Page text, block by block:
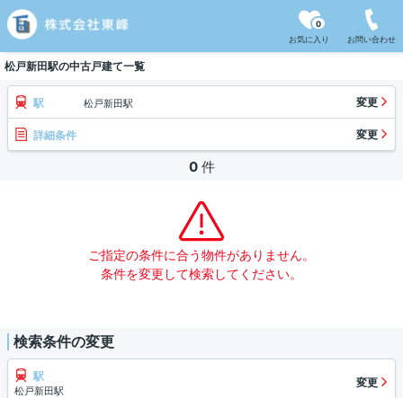
お気に入り
0
お問い合わせ
松戸新田駅の中古戸建て一覧
駅 松戸新田駅 変更
詳細条件 変更
0 件
ご指定の条件に合う物件がありません。
条件を変更して検索してください。
検索条件の変更
駅
松戸新田駅
変更